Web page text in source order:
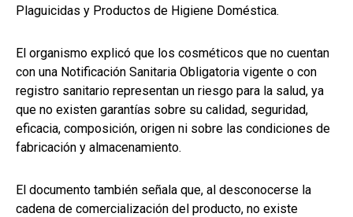
Plaguicidas y Productos de Higiene Doméstica.
El organismo explicó que los cosméticos que no cuentan
con una Notificación Sanitaria Obligatoria vigente o con
registro sanitario representan un riesgo para la salud, ya
que no existen garantías sobre su calidad, seguridad,
eficacia, composición, origen ni sobre las condiciones de
fabricación y almacenamiento.
El documento también señala que, al desconocerse la
cadena de comercialización del producto, no existe